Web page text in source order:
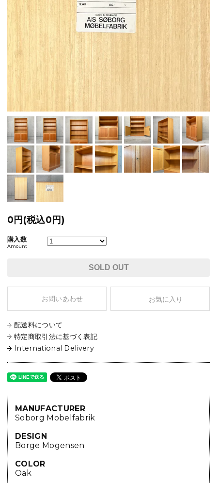
0円(税込0円)
購入数
Amount
SOLD OUT
お問いあわせ お気に入り
配送料について
特定商取引法に基づく表記
International Delivery
MANUFACTURER
Soborg Mobelfabrik
DESIGN
Borge Mogensen
COLOR
Oak